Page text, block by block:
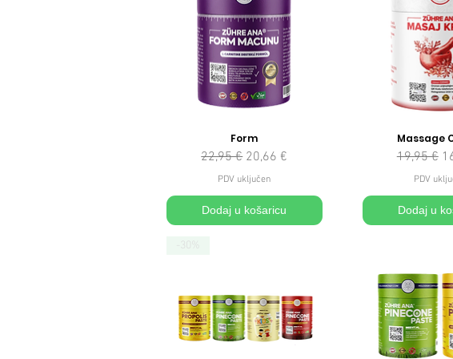
Form
Redovna cijena
22,95 € Cijena s popustom
20,66 €
PDV uključen
Dodaj u košaricu
Massage
Redovna
19,95 €
PDV
Dodaj u